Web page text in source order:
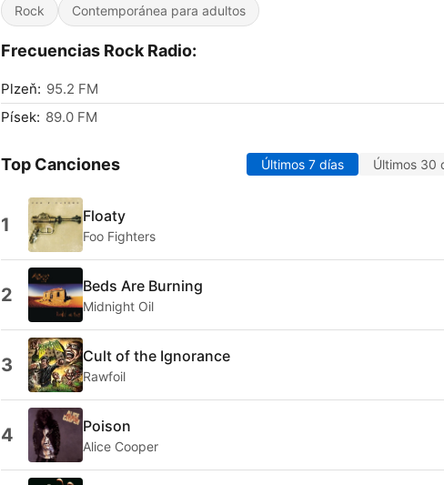
Rock Contemporánea para adultos
Frecuencias Rock Radio:
Plzeň: 95.2 FM
Písek: 89.0 FM
Top Canciones Últimos 7 días Últimos 30
1 Floaty
Foo Fighters
2 Beds Are Burning
Midnight Oil
3 Cult of the Ignorance
Rawfoil
4 Poison
Alice Cooper